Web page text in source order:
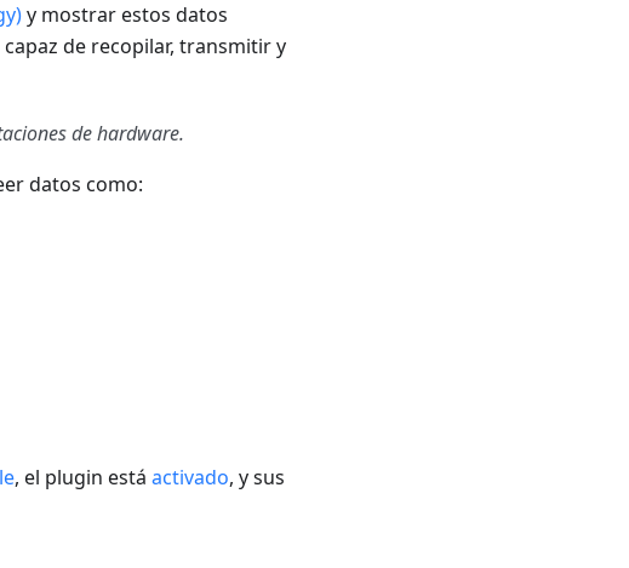
y mostrar estos datos
de recopilar, transmitir y
de hardware.
datos como:
, el plugin está activado, y sus